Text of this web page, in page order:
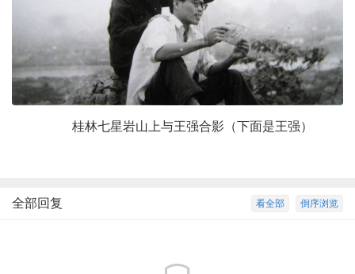
桂林七星岩山上与王强合影（下面是王强）
倒序浏览
看全部
全部回复